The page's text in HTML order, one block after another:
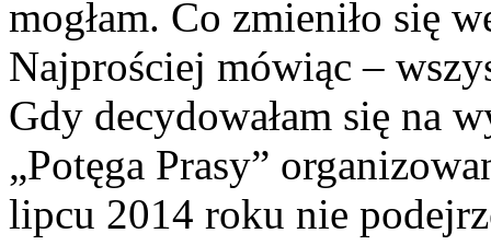
mogłam. Co zmieniło się
Najprościej mówiąc –
Gdy decydowałam się na
„Potęga Prasy”
lipcu 2014 roku nie